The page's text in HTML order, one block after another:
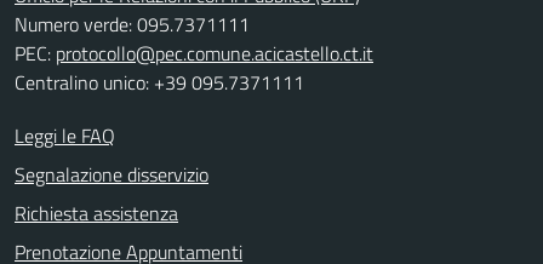
Numero verde: 095.7371111
PEC: protocollo@pec.comune.acicastello.ct.it
Centralino unico: +39 095.7371111
Leggi le FAQ
Segnalazione disservizio
Richiesta assistenza
Prenotazione Appuntamenti